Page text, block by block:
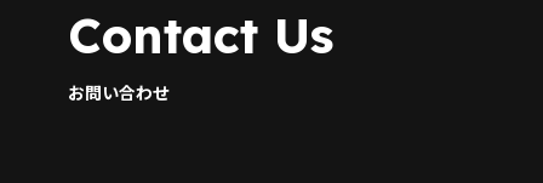
Contact Us
お問い合わせ